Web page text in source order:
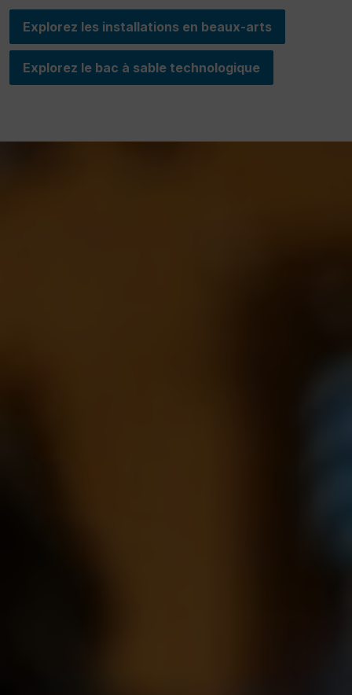
Explorez les installations en beaux-arts
Explorez le bac à sable technologique